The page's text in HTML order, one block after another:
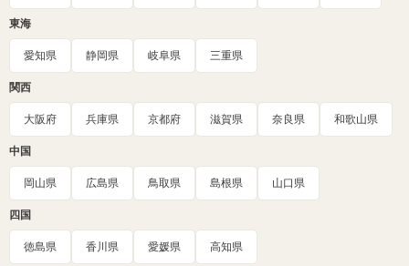
東海
愛知県 静岡県 岐阜県 三重県
関西
大阪府 兵庫県 京都府 滋賀県 奈良県 和歌山県
中国
岡山県 広島県 鳥取県 島根県 山口県
四国
徳島県 香川県 愛媛県 高知県